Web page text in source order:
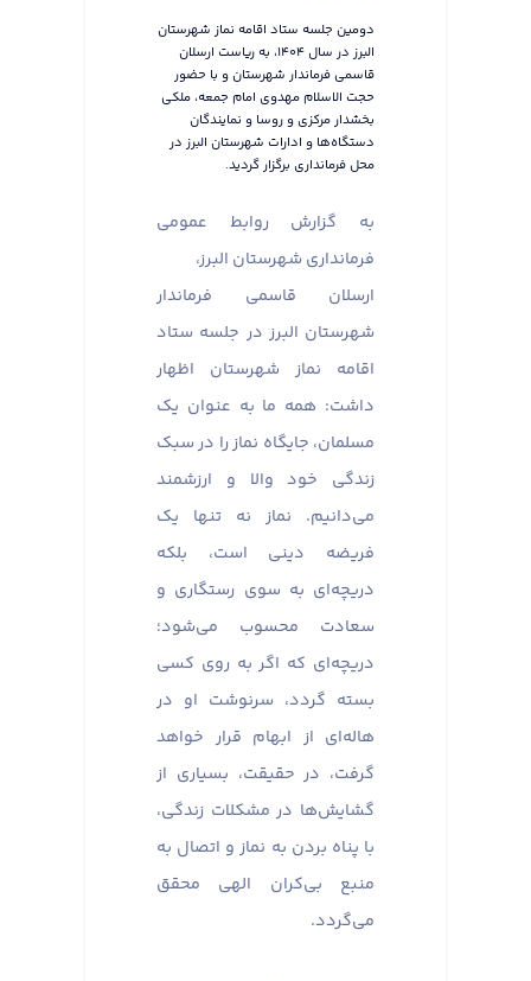
دومین جلسه ستاد اقامه نماز شهرستان
البرز در سال ۱۴۰۴، به ریاست ارسلان
قاسمی فرماندار شهرستان و با حضور
حجت الاسلام مهدوی امام جمعه، ملکی
بخشدار مرکزی و روسا و نمایندگان
دستگاه‌ها و ادارات شهرستان البرز در
محل فرمانداری برگزار گردید.
به گزارش روابط عمومی
فرمانداری شهرستان البرز،
ارسلان قاسمی فرماندار
شهرستان البرز در جلسه ستاد
اقامه نماز شهرستان اظهار
داشت: همه ما به عنوان یک
مسلمان، جایگاه نماز را در سبک
زندگی خود والا و ارزشمند
می‌دانیم. نماز نه تنها یک
فریضه دینی است، بلکه
دریچه‌ای به سوی رستگاری و
سعادت محسوب می‌شود؛
دریچه‌ای که اگر به روی کسی
بسته گردد، سرنوشت او در
هاله‌ای از ابهام قرار خواهد
گرفت، در حقیقت، بسیاری از
گشایش‌ها در مشکلات زندگی،
با پناه بردن به نماز و اتصال به
منبع بی‌کران الهی محقق
می‌گردد.